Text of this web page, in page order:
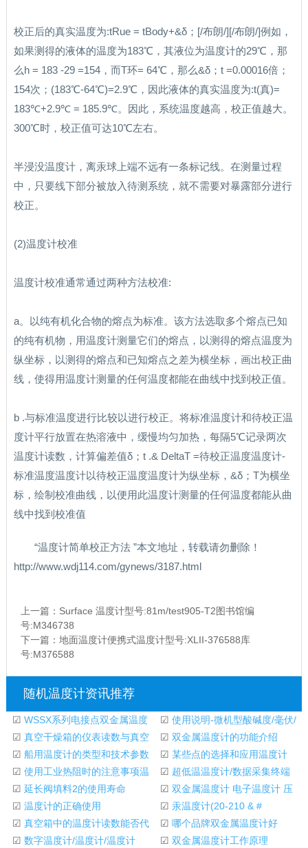
校正后的真实温度为:tRue = tBody+&δ；[/布朗/][/布朗/]例如，
如果测得的液体的温度为183℃，其液位为温度计的29℃，那
么h = 183 -29 =154，而T环= 64℃，那么&δ；t =0.00016倍；
154次；(183℃-64℃)=2.9℃，因此液体的真实温度为:t(真)=
183℃+2.9℃ = 185.9℃。因此，系统温度越高，校正值越大。
300℃时，校正值可达10℃左右。
半浸没温度计，离汞球上端不远有一条标记线。在测量过程
中，只要线下部分被放入待测系统，就不需要对暴露部分进行
校正。
(2)温度计校准
温度计校准通常通过两种方法校准:
a。以纯有机化合物的熔点为标准。该方法选取多个熔点已知
的纯有机物，用温度计测量它们的熔点，以测得的熔点温度为
纵坐标，以测得的熔点和已知熔点之差为横坐标，画出校正曲
线，使得用温度计测量的任何温度都能在曲线中找到校正值。
b .与标准温度进行比较以进行校正。将标准温度计和待校正温
度计平行放置在热溶液中，缓慢均匀加热，每隔5℃记录两次
温度计读数，计算偏差值δ；t .& DeltaT =待校正温度温度计-
标准温度温度计以待校正温度温度计为纵坐标，&δ；T为横坐
标，绘制校准曲线，以便用此温度计测量的任何温度都能从曲
线中找到校准值
“温度计简单校正方法 ”本文地址，转载请勿删除！
http://www.wdj114.com/gynews/3187.html
上一篇： Surface 温度计型号:81m/test905-T2图书馆编
号:M346738
下一篇： 地面温度计便携式温度计型号:XLII-376588库
号:M376588
随机温度计资讯推荐
☑ WSSX系列电接点双金属温度
计
☑ 使用说明-微机型酸碱度/毫伏/
温度计
☑ 真空干燥箱的仪表读数与真空
室中玻璃棒温度
☑ 双金属温度计的功能介绍
☑ 船用温度计的类型和技术参数 ☑ 某些点的选择和应用温度计
☑ 使用工业热阻时的注意事项温
度计 (2)
☑ 超低温温度计/数据采集终端
☑ 延长阀填料2的使用寿命 ☑ 双金属温度计 电子温度计 压
力式温度计
☑ 温度计的正确使用 ☑ 汞温度计(20-210 & #
176；)WH55-COK21C
☑ 真空箱中的温度计读数能否代
表真空箱空间中
☑ 哪个品牌双金属温度计好
☑ 数字温度计/温度计/温度计 ☑ 双金属温度计工作原理